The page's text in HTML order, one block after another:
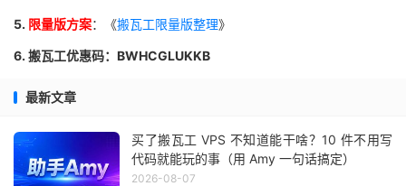
5. 限量版方案：《搬瓦工限量版整理》
6. 搬瓦工优惠码：BWHCGLUKKB
最新文章
买了搬瓦工 VPS 不知道能干啥？10 件不用写
代码就能玩的事（用 Amy 一句话搞定）
2026-08-07